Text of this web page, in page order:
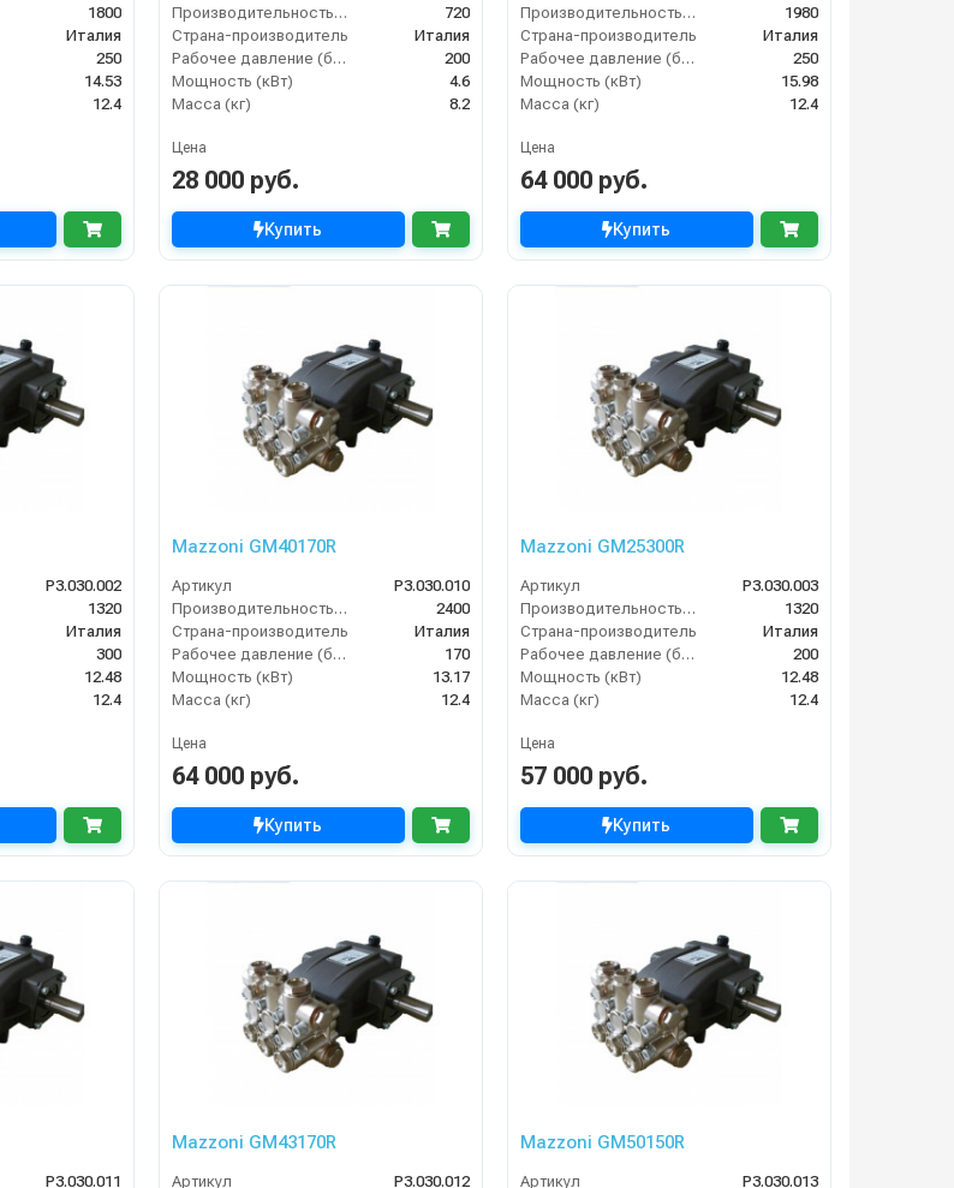
1800
Италия
250
14.53
12.4
Производительность (л/ч)
720
Страна-производитель
Италия
Рабочее давление (бар)
200
Мощность (кВт)
4.6
Масса (кг)
8.2
Цена
28 000 руб.
Купить
Производительность (л/ч)
1980
Страна-производитель
Италия
Рабочее давление (бар)
250
Мощность (кВт)
15.98
Масса (кг)
12.4
Цена
64 000 руб.
Купить
P3.030.002
1320
Италия
300
12.48
12.4
Mazzoni GM40170R
Артикул
P3.030.010
Производительность (л/ч)
2400
Страна-производитель
Италия
Рабочее давление (бар)
170
Мощность (кВт)
13.17
Масса (кг)
12.4
Цена
64 000 руб.
Купить
Mazzoni GM25300R
Артикул
P3.030.003
Производительность (л/ч)
1320
Страна-производитель
Италия
Рабочее давление (бар)
200
Мощность (кВт)
12.48
Масса (кг)
12.4
Цена
57 000 руб.
Купить
P3.030.011
Mazzoni GM43170R
Артикул P3.030.012
Mazzoni GM50150R
Артикул P3.030.013